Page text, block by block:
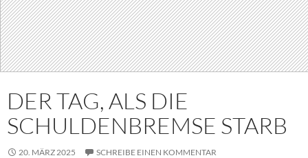
DER TAG, ALS DIE
SCHULDENBREMSE STARB
20. MÄRZ 2025 SCHREIBE EINEN KOMMENTAR